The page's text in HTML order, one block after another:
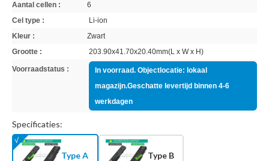
Aantal cellen :
6
Cel type :
Li-ion
Kleur :
Zwart
Grootte :
203.90x41.70x20.40mm(L x W x H)
Voorraadstatus :
In voorraad. Objectlocatie: lokaal
magazijn.Geschatte levertijd binnen 4-6
werkdagen
Specificaties:
Type A Type B